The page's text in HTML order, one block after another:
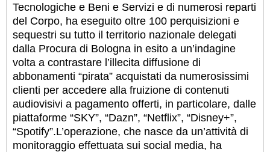
Tecnologiche e Beni e Servizi e di numerosi reparti
del Corpo, ha eseguito oltre 100 perquisizioni e
sequestri su tutto il territorio nazionale delegati
dalla Procura di Bologna in esito a un’indagine
volta a contrastare l’illecita diffusione di
abbonamenti “pirata” acquistati da numerosissimi
clienti per accedere alla fruizione di contenuti
audiovisivi a pagamento offerti, in particolare, dalle
piattaforme “SKY”, “Dazn”, “Netflix”, “Disney+”,
“Spotify”.L’operazione, che nasce da un’attività di
monitoraggio effettuata sui social media, ha